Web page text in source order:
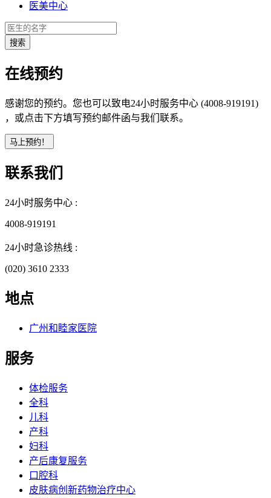
医美中心
在线预约
感谢您的预约。您也可以致电24小时服务中心 (4008-919191)
，或点击下方填写预约邮件函与我们联系。
联系我们
24小时服务中心 :
4008-919191
24小时急诊热线 :
(020) 3610 2333
地点
广州和睦家医院
服务
体检服务
全科
儿科
产科
妇科
产后康复服务
口腔科
皮肤病创新药物治疗中心